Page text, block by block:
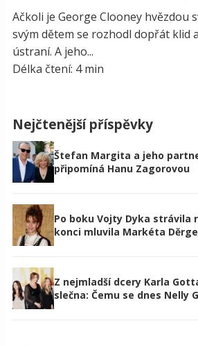
Ačkoli je George Clooney hvězdou
svým dětem se rozhodl dopřát klid
ústraní. A jeho...
Délka čtení: 4 min
Nejčtenější příspěvky
Štefan Margita a jeho
připomíná Hanu Zagorovou
Po boku Vojty Dyka strávila
konci mluvila Markéta
Z nejmladší dcery Karla
slečna: Čemu se dnes Nelly